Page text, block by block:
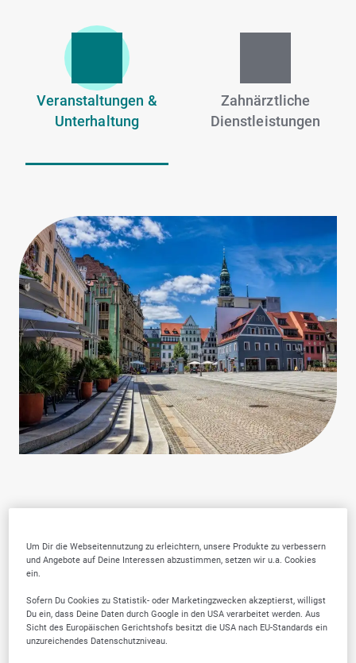
Veranstaltungen &
Unterhaltung
Zahnärztliche
Dienstleistungen
Warum SELLWERK
Trusted Firmen wählen?
Um Dir die Webseitennutzung zu erleichtern, unsere Produkte zu verbessern
und Angebote auf Deine Interessen abzustimmen, setzen wir u.a. Cookies
ein.
Sofern Du Cookies zu Statistik- oder Marketingzwecken akzeptierst, willigst
Du ein, dass Deine Daten durch Google in den USA verarbeitet werden. Aus
Sicht des Europäischen Gerichtshofs besitzt die USA nach EU-Standards ein
unzureichendes Datenschutzniveau.